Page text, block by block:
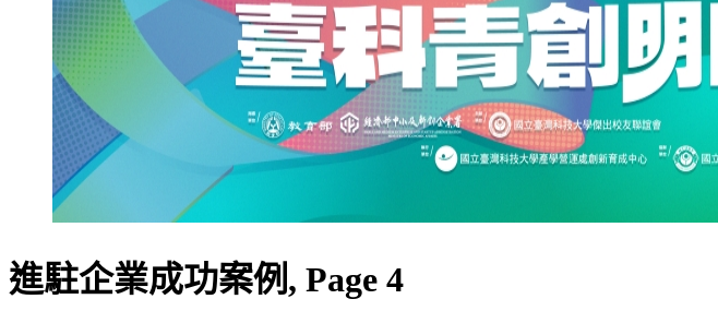
進駐企業成功案例, Page 4